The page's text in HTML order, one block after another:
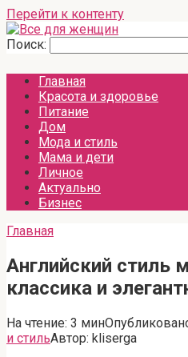
Перейти к контенту
Поиск:
Главная
Красота и здоровье
Питание
Дом
Мода и стиль
Мама и дети
Личное
Актуально
Бизнес
Главная
Английский
классика и
На чтение: 3 мин
и стильАвтор: kliserga